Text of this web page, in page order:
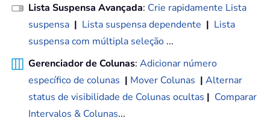
Lista Suspensa Avançada: Crie rapidamente Lista
suspensa | Lista suspensa dependente | Lista
suspensa com múltipla seleção ...
Gerenciador de Colunas: Adicionar número
específico de colunas | Mover Colunas | Alternar
status de visibilidade de Colunas ocultas | Comparar
Intervalos & Colunas...